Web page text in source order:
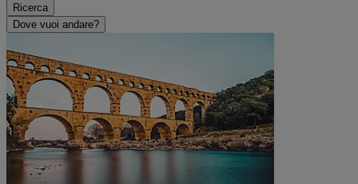
Ricerca
Dove vuoi andare?